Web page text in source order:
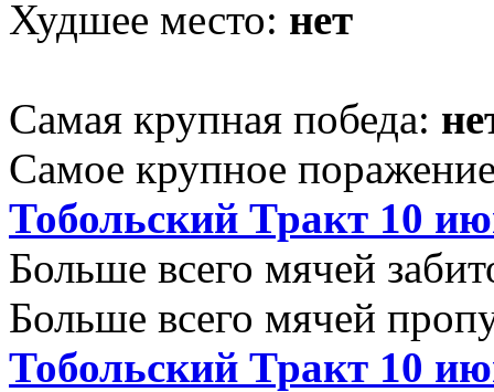
Худшее место: нет
Самая крупная победа:
Самое крупное
Тобольский Тракт 10
Больше всего мячей
Больше всего мячей
Тобольский Тракт 10